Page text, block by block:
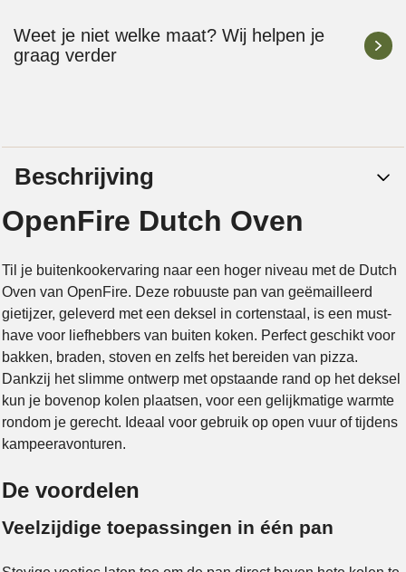
Weet je niet welke maat? Wij helpen je
graag verder
Beschrijving
OpenFire Dutch Oven
Til je buitenkookervaring naar een hoger niveau met de Dutch
Oven van OpenFire. Deze robuuste pan van geëmailleerd
gietijzer, geleverd met een deksel in cortenstaal, is een must-
have voor liefhebbers van buiten koken. Perfect geschikt voor
bakken, braden, stoven en zelfs het bereiden van pizza.
Dankzij het slimme ontwerp met opstaande rand op het deksel
kun je bovenop kolen plaatsen, voor een gelijkmatige warmte
rondom je gerecht. Ideaal voor gebruik op open vuur of tijdens
kampeeravonturen.
De voordelen
Veelzijdige toepassingen in één pan